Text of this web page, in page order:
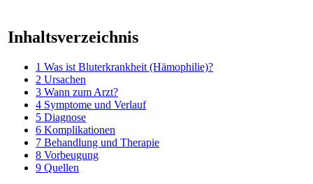
Inhaltsverzeichnis
1 Was ist Bluterkrankheit (Hämophilie)?
2 Ursachen
3 Wann zum Arzt?
4 Symptome und Verlauf
5 Diagnose
6 Komplikationen
7 Behandlung und Therapie
8 Vorbeugung
9 Quellen